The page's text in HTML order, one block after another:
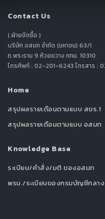
Contact Us
( ฝ่ายจัดซื้อ )
บริษัท อสมท จำกัด (มหาชน) 63/1
ถ.พระราม 9 ห้วยขวาง กทม. 10310
โทรศัพท์ : 02-201-6243 โทรสาร :
Home
สรุปผลรายเดือนตามแบบ สขร.1
สรุปผลรายเดือนตามแบบ อสมท
Knowledge Base
ระเบียบ/คำสั่ง/มติ ของอสมท
พรบ./ระเบียบของกรมบัญชีกลาง